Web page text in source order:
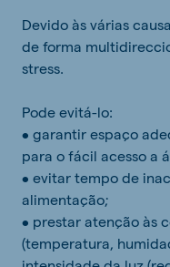
Devido às várias
de forma
stress.
Pode evitá-lo:
• garantir espaço
para o fácil acesso a
• evitar tempo de
alimentação;
• prestar atenção às
(temperatura,